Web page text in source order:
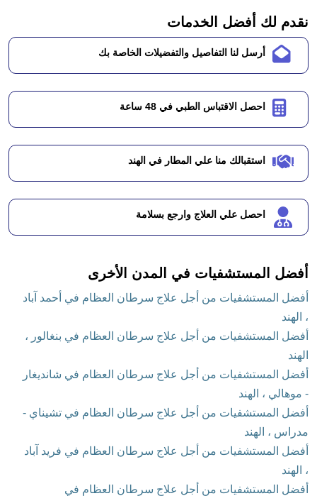
نقدم لك أفضل الخدمات
أرسل لنا التفاصيل والتفضيلات الخاصة بك
احصل الاقتباس الطبي في 48 ساعة
استقبالك منا علي المطار في الهند
احصل علي العلاج وارجع بسلامة
أفضل المستشفيات في المدن الأخرى
أفضل المستشفيات من أجل علاج سرطان العظام في أحمد آباد
، الهند
أفضل المستشفيات من أجل علاج سرطان العظام في بنغالور ،
الهند
أفضل المستشفيات من أجل علاج سرطان العظام في شانديغار
- موهالي ، الهند
أفضل المستشفيات من أجل علاج سرطان العظام في تشيناي -
مدراس ، الهند
أفضل المستشفيات من أجل علاج سرطان العظام في فريد آباد
، الهند
أفضل المستشفيات من أجل علاج سرطان العظام في